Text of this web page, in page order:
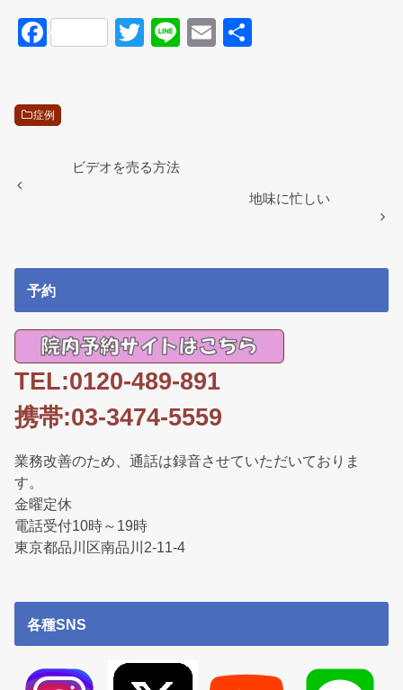
F
e
T
Li
E
症例
ビデオを売る方法
地味に忙しい
予約
TEL:0120-489-891
携帯:03-3474-5559
業務改善のため、通話は録音させていただいておりま
す。
金曜定休
電話受付10時～19時
東京都品川区南品川2-11-4
各種SNS